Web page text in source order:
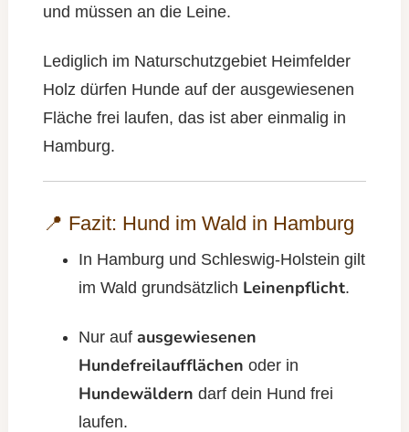
und müssen an die Leine.
Lediglich im Naturschutzgebiet Heimfelder
Holz dürfen Hunde auf der ausgewiesenen
Fläche frei laufen, das ist aber einmalig in
Hamburg.
📍 Fazit: Hund im Wald in Hamburg
In Hamburg und Schleswig-Holstein gilt
im Wald grundsätzlich Leinenpflicht.
Nur auf ausgewiesenen
Hundefreilaufflächen oder in
Hundewäldern darf dein Hund frei
laufen.